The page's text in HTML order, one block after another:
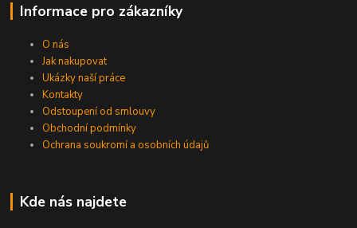
Informace pro zákazníky
O nás
Jak nakupovat
Ukázky naší práce
Kontakty
Odstoupení od smlouvy
Obchodní podmínky
Ochrana soukromí a osobních údajů
Kde nás najdete